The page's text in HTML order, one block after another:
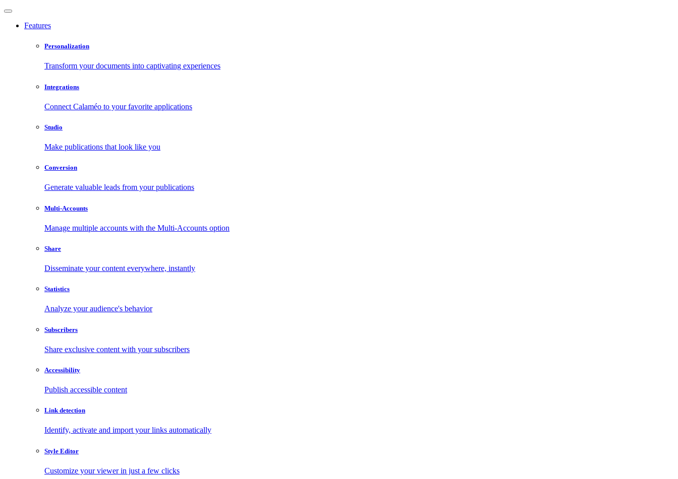
Features
Personalization
Transform your documents into captivating experiences
Integrations
Connect Calaméo to your favorite applications
Studio
Make publications that look like you
Conversion
Generate valuable leads from your publications
Multi-Accounts
Manage multiple accounts with the Multi-Accounts option
Share
Disseminate your content everywhere, instantly
Statistics
Analyze your audience's behavior
Subscribers
Share exclusive content with your subscribers
Accessibility
Publish accessible content
Link detection
Identify, activate and import your links automatically
Style Editor
Customize your viewer in just a few clicks